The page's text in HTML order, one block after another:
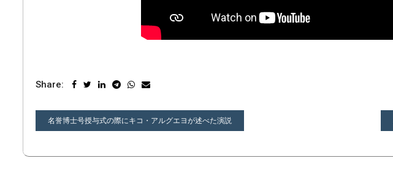
Share:
投
稿
名誉博士号授与式の際にキコ・アルグエヨが述べた演説